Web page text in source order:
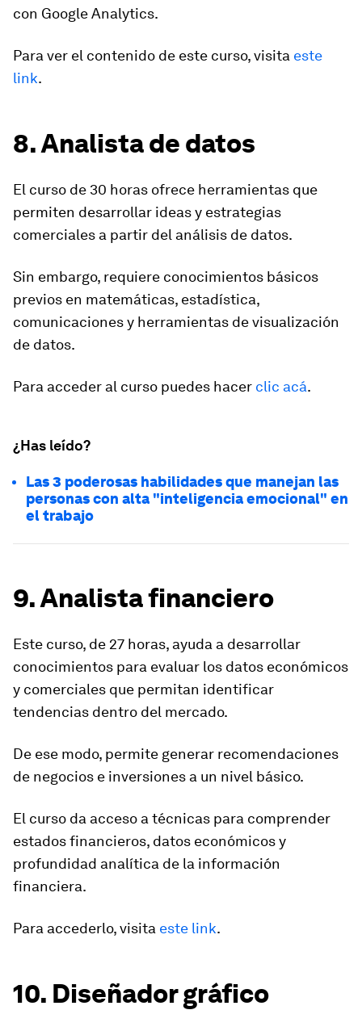
con Google Analytics.
Para ver el contenido de este curso, visita este
link.
8. Analista de datos
El curso de 30 horas ofrece herramientas que
permiten desarrollar ideas y estrategias
comerciales a partir del análisis de datos.
Sin embargo, requiere conocimientos básicos
previos en matemáticas, estadística,
comunicaciones y herramientas de visualización
de datos.
Para acceder al curso puedes hacer clic acá.
¿Has leído?
Las 3 poderosas habilidades que manejan las
personas con alta "inteligencia emocional" en
el trabajo
9. Analista financiero
Este curso, de 27 horas, ayuda a desarrollar
conocimientos para evaluar los datos económicos
y comerciales que permitan identificar
tendencias dentro del mercado.
De ese modo, permite generar recomendaciones
de negocios e inversiones a un nivel básico.
El curso da acceso a técnicas para comprender
estados financieros, datos económicos y
profundidad analítica de la información
financiera.
Para accederlo, visita este link.
10. Diseñador gráfico